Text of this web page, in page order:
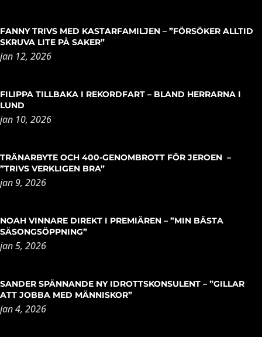
FANNY TRIVS MED KASTARFAMILJEN – ”FÖRSÖKER ALLTID
SKRUVA LITE PÅ SAKER”
jan 12, 2026
FILIPPA TILLBAKA I REKORDFART – BLAND HERRARNA I
LUND
jan 10, 2026
TRÄNARBYTE OCH 400-GENOMBROTT FÖR JEROEN –
”TRIVS VERKLIGEN BRA”
jan 9, 2026
NOAH VINNARE DIREKT I PREMIÄREN – ”MIN BÄSTA
SÄSONGSÖPPNING”
jan 5, 2026
SANDER SPÄNNANDE NY IDROTTSKONSULENT – ”GILLAR
ATT JOBBA MED MÄNNISKOR”
jan 4, 2026